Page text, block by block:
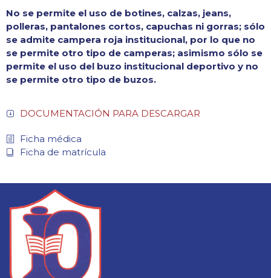
No se permite el uso de botines, calzas, jeans,
polleras, pantalones cortos, capuchas ni gorras; sólo
se admite campera roja institucional, por lo que no
se permite otro tipo de camperas; asimismo sólo se
permite el uso del buzo institucional deportivo y no
se permite otro tipo de buzos.
DOCUMENTACIÓN PARA DESCARGAR
Ficha médica
Ficha de matrícula